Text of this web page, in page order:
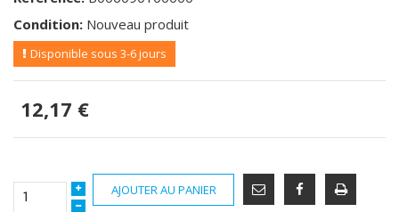
Condition: Nouveau produit
Disponible sous 3-6 jours
12,17 €
AJOUTER AU PANIER